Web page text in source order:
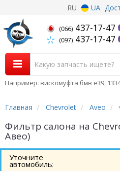
RU UA
(066) 437-17-47
(097) 437-17-47
Например: вискомуфта бмв е39,
Главная Chevrolet Aveo
Фильтр салона на
Авео)
Уточните
автомобиль: